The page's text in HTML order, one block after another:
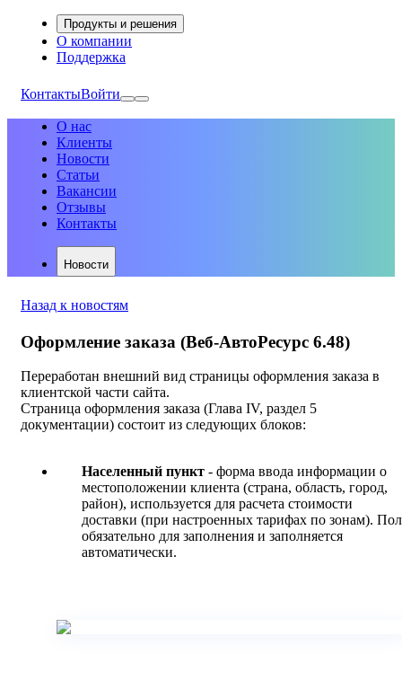
Продукты и решения
О компании
Поддержка
КонтактыВойти
О нас
Клиенты
Новости
Статьи
Вакансии
Отзывы
Контакты
Новости
Назад к новостям
Оформление заказа (Веб-АвтоРесурс 6.48)
Переработан внешний вид страницы оформления заказа в
клиентской части сайта.
Страница оформления заказа (Глава IV, раздел 5
документации) состоит из следующих блоков:
Населенный пункт - форма ввода информации о
местоположении клиента (страна, область, город,
район), используется для расчета стоимости
доставки (при настроенных тарифах по зонам).
обязательно для заполнения и заполняется
автоматически.